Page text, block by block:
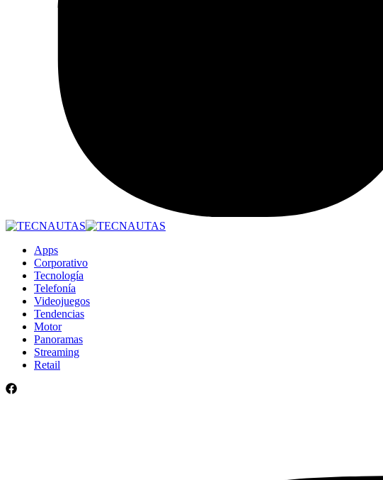
Apps
Corporativo
Tecnología
Telefonía
Videojuegos
Tendencias
Motor
Panoramas
Streaming
Retail